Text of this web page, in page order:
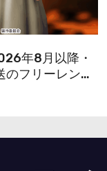
年8月以降・
フリーレン』
ことになっっ
レン」を立体